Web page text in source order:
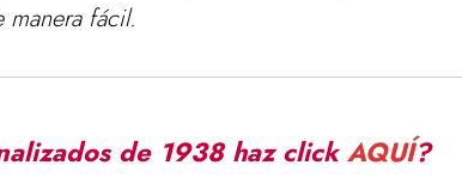
fácil.
de 1938 haz clickAQUÍ?